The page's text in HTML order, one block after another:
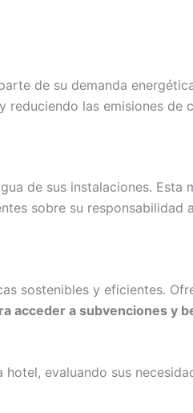
de su demanda
reduciendo las emisiones de
de sus instalaciones. Esta
sobre su responsabilidad
sostenibles y eficientes.
acceder a subvenciones y
evaluando sus